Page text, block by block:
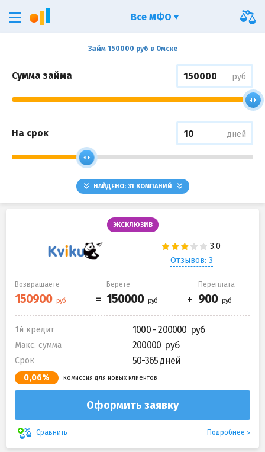
Займ 150000 руб в Омске
Сумма займа руб
На срок дней
НАЙДЕНО: 31 КОМПАНИЙ
ЭКСКЛЮЗИВ
Отзывов: 3
Возвращаете Берете Переплата
1й кредит 1000 - 200000
Макс. сумма 200000
Срок 50-365 дней
0,06% комиссия для новых клиентов
Оформить заявку
Сравнить Подробнее
Все МФО